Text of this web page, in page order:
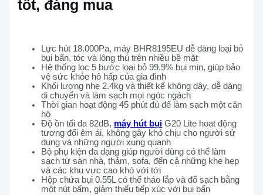
tốt, đáng mua
Lực hút 18.000Pa, máy BHR8195EUdễ dàng loại bỏ
bụi bẩn, tóc và lông thú trên nhiều bề mặt
Hệ thống lọc 5 bước loại bỏ 99.9% bụi mịn, giúp bảo
vệ sức khỏe hô hấp của gia đình
Khối lượng nhẹ 2.4kg và thiết kế không dây, dễ dàng
di chuyển và làm sạch mọi ngóc ngách
Thời gian hoạt động 45 phút đủ để làm sạch một căn
hộ
Độ ồn tối đa 82dB, máy hút bụi G20 Lite hoạt động
tương đối êm ái, không gây khó chịu cho người sử
dụng và những người xung quanh
Bộ phụ kiện đa dạng giúp người dùng có thể làm
sạch từ sàn nhà, thảm, sofa, đến cả những khe hẹp
và các khu vực cao khó với tới
Hộp chứa bụi 0.55L có thể tháo lắp và đổ sạch bằng
một nút bấm, giảm thiểu tiếp xúc với bụi bẩn